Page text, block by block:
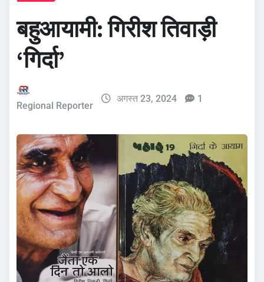
बहुआयामी: गिरीश तिवाड़ी
‘गिर्दा’
Regional Reporter
अगस्त 23, 2024 1